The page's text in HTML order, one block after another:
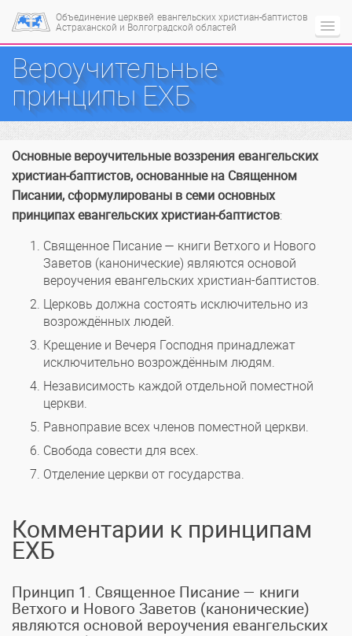
Объединение церквей евангельских христиан-баптистов
Астраханской и Волгоградской областей
Вероучительные
принципы ЕХБ
Основные вероучительные воззрения евангельских
христиан-баптистов, основанные на Священном
Писании, сформулированы в семи основных
принципах евангельских христиан-баптистов:
Священное Писание — книги Ветхого и Нового
Заветов (канонические) являются основой
вероучения евангельских христиан-баптистов.
Церковь должна состоять исключительно из
возрождённых людей.
Крещение и Вечеря Господня принадлежат
исключительно возрождённым людям.
Независимость каждой отдельной поместной
церкви.
Равноправие всех членов поместной церкви.
Свобода совести для всех.
Отделение церкви от государства.
Комментарии к принципам
ЕХБ
Принцип 1. Священное Писание — книги
Ветхого и Нового Заветов (канонические)
являются основой вероучения евангельских